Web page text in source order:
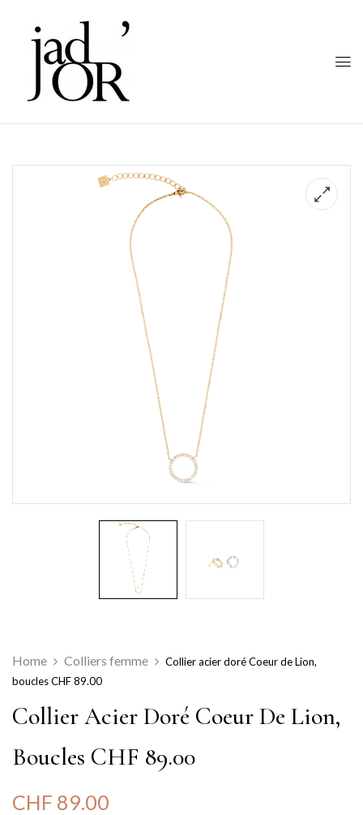
Home Colliers femme
Collier acier doré Coeur de Lion,
boucles CHF 89.00
Collier Acier Doré Coeur De Lion,
Boucles CHF 89.00
CHF 89.00